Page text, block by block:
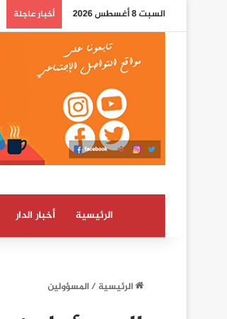
السبت 8 أغسطس 2026 أخبار عاجلة
الرئيسية أخبار الدار
الرئيسية/المسؤولين